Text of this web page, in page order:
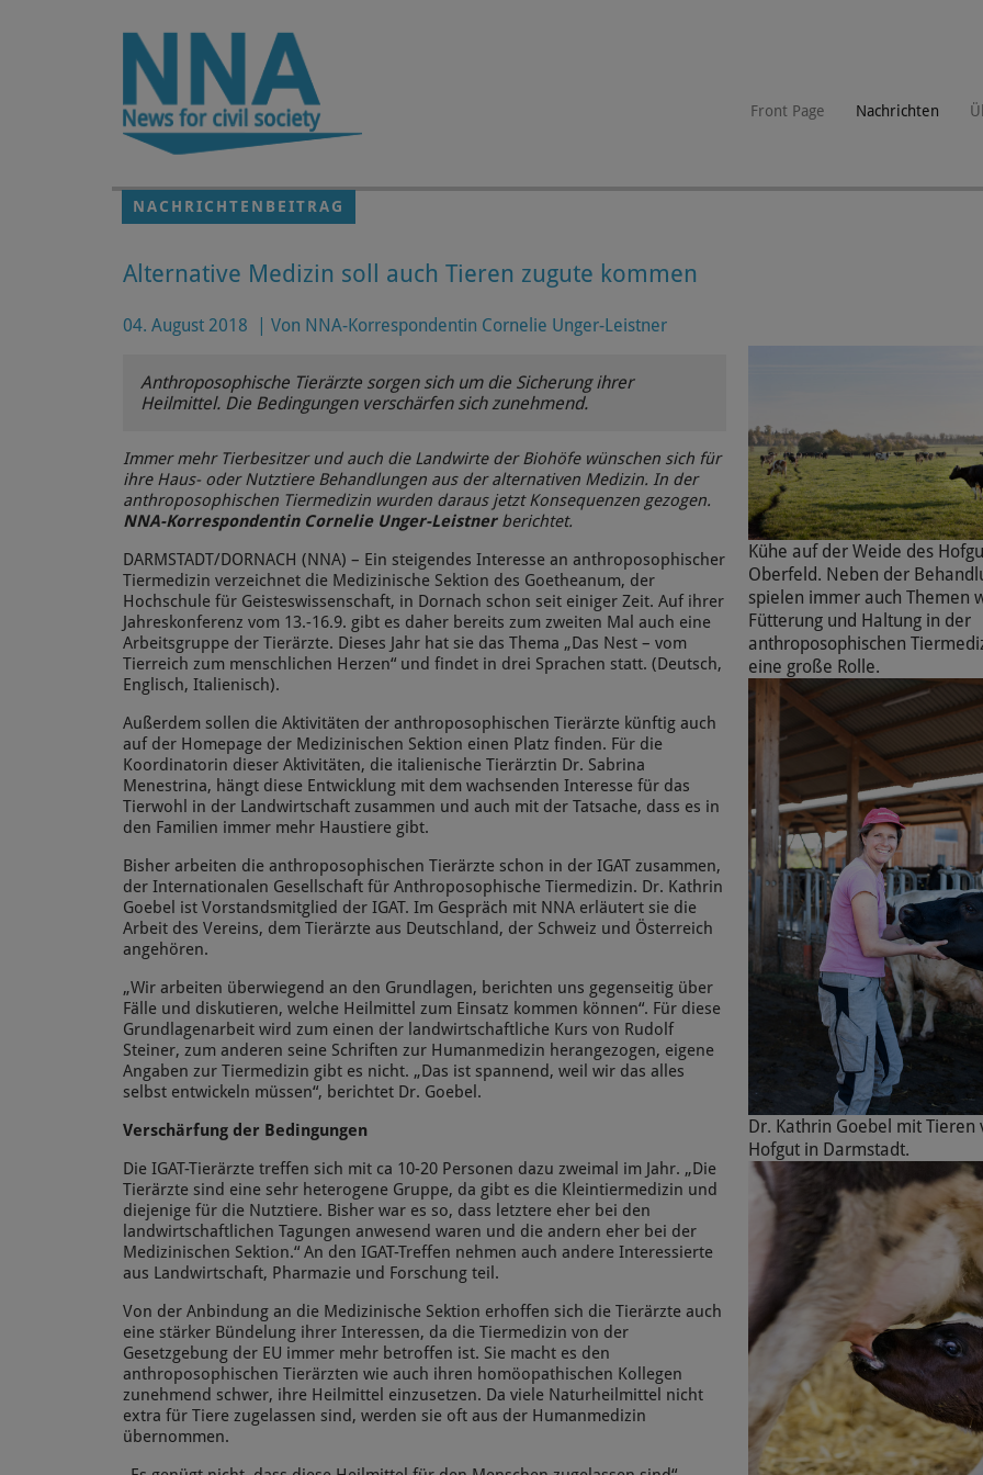
Front Page Nachrichten
NACHRICHTENBEITRAG
Alternative Medizin soll auch Tieren zugute kommen
04. August 2018 Von NNA-Korrespondentin Cornelie Unger-Leistner
Anthroposophische Tierärzte sorgen sich um die Sicherung ihrer
Heilmittel. Die Bedingungen verschärfen sich zunehmend.
Immer mehr Tierbesitzer und auch die Landwirte der Biohöfe wünschen sich für
ihre Haus- oder Nutztiere Behandlungen aus der alternativen Medizin. In der
anthroposophischen Tiermedizin wurden daraus jetzt Konsequenzen gezogen.
NNA-Korrespondentin Cornelie Unger-Leistnerberichtet.
DARMSTADT/DORNACH (NNA) – Ein steigendes Interesse an anthroposophischer
Tiermedizin verzeichnet die Medizinische Sektion des Goetheanum, der
Hochschule für Geisteswissenschaft, in Dornach schon seit einiger Zeit. Auf ihrer
Jahreskonferenz vom 13.-16.9. gibt es daher bereits zum zweiten Mal auch eine
Arbeitsgruppe der Tierärzte. Dieses Jahr hat sie das Thema „Das Nest – vom
Tierreich zum menschlichen Herzen“ und findet in drei Sprachen statt. (Deutsch,
Englisch, Italienisch).
Außerdem sollen die Aktivitäten der anthroposophischen Tierärzte künftig auch
auf der Homepage der Medizinischen Sektion einen Platz finden. Für die
Koordinatorin dieser Aktivitäten, die italienische Tierärztin Dr. Sabrina
Menestrina, hängt diese Entwicklung mit dem wachsenden Interesse für das
Tierwohl in der Landwirtschaft zusammen und auch mit der Tatsache, dass es in
den Familien immer mehr Haustiere gibt.
Bisher arbeiten die anthroposophischen Tierärzte schon in der IGAT zusammen,
der Internationalen Gesellschaft für Anthroposophische Tiermedizin. Dr. Kathrin
Goebel ist Vorstandsmitglied der IGAT. Im Gespräch mit NNA erläutert sie die
Arbeit des Vereins, dem Tierärzte aus Deutschland, der Schweiz und Österreich
angehören.
„Wir arbeiten überwiegend an den Grundlagen, berichten uns gegenseitig über
Fälle und diskutieren, welche Heilmittel zum Einsatz kommen können“. Für diese
Grundlagenarbeit wird zum einen der landwirtschaftliche Kurs von Rudolf
Steiner, zum anderen seine Schriften zur Humanmedizin herangezogen, eigene
Angaben zur Tiermedizin gibt es nicht. „Das ist spannend, weil wir das alles
selbst entwickeln müssen“, berichtet Dr. Goebel.
Verschärfung der Bedingungen
Die IGAT-Tierärzte treffen sich mit ca 10-20 Personen dazu zweimal im Jahr. „Die
Tierärzte sind eine sehr heterogene Gruppe, da gibt es die Kleintiermedizin und
diejenige für die Nutztiere. Bisher war es so, dass letztere eher bei den
landwirtschaftlichen Tagungen anwesend waren und die andern eher bei der
Medizinischen Sektion.“ An den IGAT-Treffen nehmen auch andere Interessierte
aus Landwirtschaft, Pharmazie und Forschung teil.
Von der Anbindung an die Medizinische Sektion erhoffen sich die Tierärzte auch
eine stärker Bündelung ihrer Interessen, da die Tiermedizin von der
Gesetzgebung der EU immer mehr betroffen ist. Sie macht es den
anthroposophischen Tierärzten wie auch ihren homöopathischen Kollegen
zunehmend schwer, ihre Heilmittel einzusetzen. Da viele Naturheilmittel nicht
extra für Tiere zugelassen sind, werden sie oft aus der Humanmedizin
übernommen.
Kühe auf der Weide des
Oberfeld. Neben der
spielen immer auch Themen
Fütterung und Haltung in der
anthroposophischen
eine große Rolle.
Dr. Kathrin Goebel mit Tieren
Hofgut in Darmstadt.